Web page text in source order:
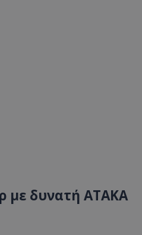
με δυνατή ΑΤΑΚΑ